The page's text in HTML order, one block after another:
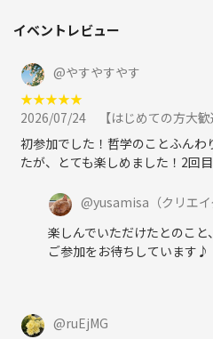
イベントレビュー
@やすやすやす
★★★★★
2026/07/24
【はじめての方大歓迎◇梅田哲学カフ
初参加でした！哲学のことふんわ
たが、とても楽しめました！2回
@yusamisa （クリエイ
楽しんでいただけたとのこと
ご参加をお待ちしています♪
@ruEjMG